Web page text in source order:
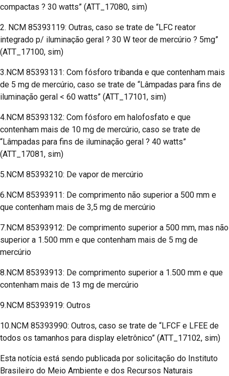
compactas ? 30 watts” (ATT_17080, sim)
2. NCM 85393119: Outras, caso se trate de “LFC reator
integrado p/ iluminação geral ? 30 W teor de mercúrio ? 5mg”
(ATT_17100, sim)
3.NCM 85393131: Com fósforo tribanda e que contenham mais
de 5 mg de mercúrio, caso se trate de “Lâmpadas para fins de
iluminação geral < 60 watts” (ATT_17101, sim)
4.NCM 85393132: Com fósforo em halofosfato e que
contenham mais de 10 mg de mercúrio, caso se trate de
“Lâmpadas para fins de iluminação geral ? 40 watts”
(ATT_17081, sim)
5.NCM 85393210: De vapor de mercúrio
6.NCM 85393911: De comprimento não superior a 500 mm e
que contenham mais de 3,5 mg de mercúrio
7.NCM 85393912: De comprimento superior a 500 mm, mas não
superior a 1.500 mm e que contenham mais de 5 mg de
mercúrio
8.NCM 85393913: De comprimento superior a 1.500 mm e que
contenham mais de 13 mg de mercúrio
9.NCM 85393919: Outros
10.NCM 85393990: Outros, caso se trate de “LFCF e LFEE de
todos os tamanhos para display eletrônico” (ATT_17102, sim)
Esta notícia está sendo publicada por solicitação do Instituto
Brasileiro do Meio Ambiente e dos Recursos Naturais